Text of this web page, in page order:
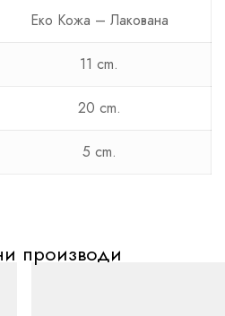
Еко Кожа – Лакована
11 cm.
20 cm.
5 cm.
производи